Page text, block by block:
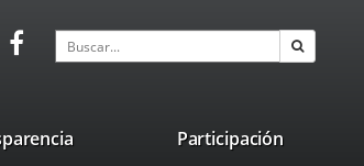
Enlace
aplicación
Enlace
aplicación
externa.
Buscar
Participación